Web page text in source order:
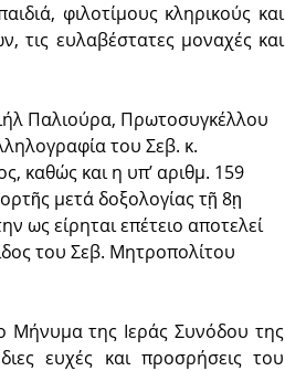
φιλοτίμους κληρικούς και
τις ευλαβέστατες μοναχές και
Παλιούρα, Πρωτοσυγκέλλου
του Σεβ. κ.
καθώς και η υπ’ αριθμ. 159
μετά δοξολογίας τῇ 8ῃ
ως είρηται επέτειο αποτελεί
του Σεβ. Μητροπολίτου
Μήνυμα της Ιεράς Συνόδου της
ευχές και προσρήσεις του